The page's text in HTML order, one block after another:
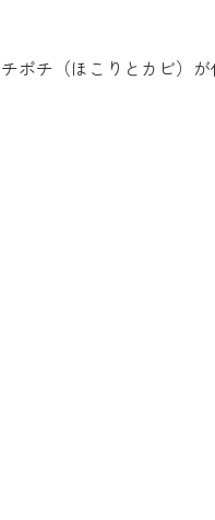
チ（ほこりとカビ）が